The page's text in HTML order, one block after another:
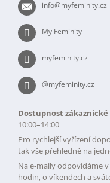
info@myfeminity.cz
My Feminity
myfeminity.cz
@myfeminity.cz
Dostupnost zákaznické
10:00–14:00
Pro rychlejší vyřízení
tak vše přehledně na
Na e-maily odpovídáme
hodin, o víkendech a